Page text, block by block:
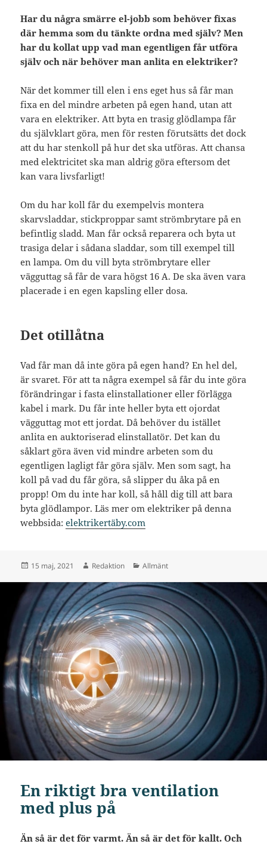
Har du några smärre el-jobb som behöver fixas
där hemma som du tänkte ordna med själv? Men
har du kollat upp vad man egentligen får utföra
själv och när behöver man anlita en elektriker?
När det kommer till elen i ens eget hus så får man
fixa en del mindre arbeten på egen hand, utan att
vara en elektriker. Att byta en trasig glödlampa får
du självklart göra, men för resten förutsätts det dock
att du har stenkoll på hur det ska utföras. Att chansa
med elektricitet ska man aldrig göra eftersom det
kan vara livsfarligt!
Om du har koll får du exempelvis montera
skarvsladdar, stickproppar samt strömbrytare på en
befintlig sladd. Man får också reparera och byta ut
trasiga delar i sådana sladdar, som till exempel till
en lampa. Om du vill byta strömbrytare eller
vägguttag så får de vara högst 16 A. De ska även vara
placerade i en egen kapsling eller dosa.
Det otillåtna
Vad får man då inte göra på egen hand? En hel del,
är svaret. För att ta några exempel så får du inte göra
förändringar i fasta elinstallationer eller förlägga
kabel i mark. Du får inte heller byta ett ojordat
vägguttag mot ett jordat. Då behöver du istället
anlita en auktoriserad elinstallatör. Det kan du
såklart göra även vid mindre arbeten som du
egentligen lagligt får göra själv. Men som sagt, ha
koll på vad du får göra, så slipper du åka på en
propp! Om du inte har koll, så håll dig till att bara
byta glödlampor. Läs mer om elektriker på denna
webbsida:elektrikertäby.com
Postat
15 maj, 2021 Författare
Redaktion Kategorier
Allmänt
En riktigt bra ventilation
med plus på
Än så är det för varmt. Än så är det för kallt. Och